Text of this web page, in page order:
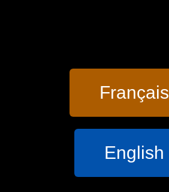
Français
English